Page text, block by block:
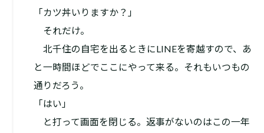
「カツ丼いりますか？」
それだけ。
北千住の自宅を出るときにLINEを寄越すので、あ
と一時間ほどでここにやって来る。それもいつもの
通りだろう。
「はい」
と打って画面を閉じる。返事がないのはこの一年